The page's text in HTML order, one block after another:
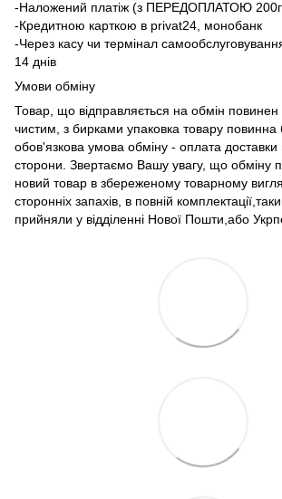
-Наложений платіж (з ПЕРЕДОПЛАТОЮ
-Кредитною карткою в privat24, монобанк
-Через касу чи термінал
14 днів
Умови обміну
Товар, що відправляється на обмін
чистим, з бирками упаковка товару повинна
обов'язкова умова обміну - оплата доставки
сторони. Звертаємо Вашу увагу, що обміну
новий товар в збереженому товарному
сторонніх запахів, в повній
прийняли у відділенні Нової Пошти,або